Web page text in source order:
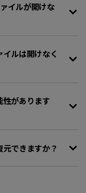
イルが開けな
ルは開けなく
性があります
できますか？